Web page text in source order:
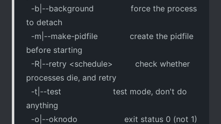
-b|--background force the process
to detach
-m|--make-pidfile create the pidfile
before starting
-R|--retry <schedule> check whether
processes die, and retry
-t|--test test mode, don't do
anything
-o|--oknodo exit status 0 (not 1)